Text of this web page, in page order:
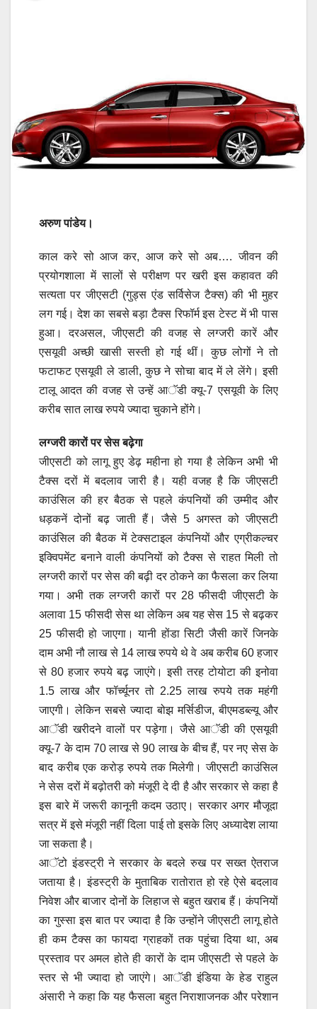
अरुण पांडेय।
काल करे सो आज कर, आज करे सो अब…. जीवन की
प्रयोगशाला में सालों से परीक्षण पर खरी इस कहावत की
सत्यता पर जीएसटी (गुड्स एंड सर्विसेज टैक्स) की भी मुहर
लग गई। देश का सबसे बड़ा टैक्स रिफॉर्म इस टेस्ट में भी पास
हुआ। दरअसल, जीएसटी की वजह से लग्जरी कारें और
एसयूवी अच्छी खासी सस्ती हो गई थीं। कुछ लोगों ने तो
फटाफट एसयूवी ले डाली, कुछ ने सोचा बाद में ले लेंगे। इसी
टालू आदत की वजह से उन्हें आॅडी क्यू-7 एसयूवी के लिए
करीब सात लाख रुपये ज्यादा चुकाने होंगे।
लग्जरी कारों पर सेस बढ़ेगा
जीएसटी को लागू हुए डेढ़ महीना हो गया है लेकिन अभी भी
टैक्स दरों में बदलाव जारी है। यही वजह है कि जीएसटी
काउंसिल की हर बैठक से पहले कंपनियों की उम्मीद और
धड़कनें दोनों बढ़ जाती हैं। जैसे 5 अगस्त को जीएसटी
काउंसिल की बैठक में टेक्सटाइल कंपनियों और एग्रीकल्चर
इक्विपमेंट बनाने वाली कंपनियों को टैक्स से राहत मिली तो
लग्जरी कारों पर सेस की बढ़ी दर ठोकने का फैसला कर लिया
गया। अभी तक लग्जरी कारों पर 28 फीसदी जीएसटी के
अलावा 15 फीसदी सेस था लेकिन अब यह सेस 15 से बढ़कर
25 फीसदी हो जाएगा। यानी होंडा सिटी जैसी कारें जिनके
दाम अभी नौ लाख से 14 लाख रुपये थे वे अब करीब 60 हजार
से 80 हजार रुपये बढ़ जाएंगे। इसी तरह टोयोटा की इनोवा
1.5 लाख और फॉर्च्यूनर तो 2.25 लाख रुपये तक महंगी
जाएगी। लेकिन सबसे ज्यादा बोझ मर्सिडीज, बीएमडब्ल्यू और
आॅडी खरीदने वालों पर पड़ेगा। जैसे आॅडी की एसयूवी
क्यू-7 के दाम 70 लाख से 90 लाख के बीच हैं, पर नए सेस के
बाद करीब एक करोड़ रुपये तक मिलेगी। जीएसटी काउंसिल
ने सेस दरों में बढ़ोतरी को मंजूरी दे दी है और सरकार से कहा है
इस बारे में जरूरी कानूनी कदम उठाए। सरकार अगर मौजूदा
सत्र में इसे मंजूरी नहीं दिला पाई तो इसके लिए अध्यादेश लाया
जा सकता है।
आॅटो इंडस्ट्री ने सरकार के बदले रुख पर सख्त ऐतराज
जताया है। इंडस्ट्री के मुताबिक रातोरात हो रहे ऐसे बदलाव
निवेश और बाजार दोनों के लिहाज से बहुत खराब हैं। कंपनियों
का गुस्सा इस बात पर ज्यादा है कि उन्होंने जीएसटी लागू होते
ही कम टैक्स का फायदा ग्राहकों तक पहुंचा दिया था, अब
प्रस्ताव पर अमल होते ही कारों के दाम जीएसटी से पहले के
स्तर से भी ज्यादा हो जाएंगे। आॅडी इंडिया के हेड राहुल
अंसारी ने कहा कि यह फैसला बहुत निराशाजनक और परेशान